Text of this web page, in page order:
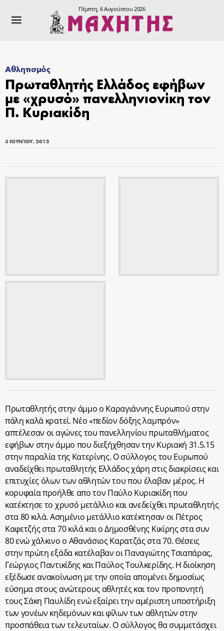
Πέμπτη, 6 Αυγούστου 2026
Αθλητισμός
Πρωταθλητής Ελλάδος εφήβων
με «χρυσό» πανελληνιονίκη τον
Π. Κυριακίδη
3 ΙΟΥΝΊΟΥ, 2015
Πρωταθλητής στην άμμο ο Καραγιάννης Ευρωπού στην
πάλη καλά κρατεί. Νέο «πεδίον δόξης λαμπρόν»
απτέλεσαν οι αγώνες του πανελληνίου πρωταθλήματος
εφήβων στην άμμο που διεξήχθησαν την Κυριακή 31.5.15
στην παραλία της Κατερίνης. Ο σύλλογος του Ευρωπού
αναδείχθει πρωταθλητής Ελλάδος χάρη στις διακρίσεις και
επιτυχίες όλων των αθλητών του που έλαβαν μέρος. Η
κορυφαία προήλθε απο τον Παύλο Κυριακίδη που
κατέκτησε το χρυσό μετάλλιο και ανεδείχθει πρωταθλητής
στα 80 κιλά. Ασημένιο μετάλλιο κατέκτησαν οι Πέτρος
Καφετζής στα 70 κιλά και ο Δημοσθένης Κικίρης στα συν
80 ενώ χάλκινο ο Αθανάσιος Καρατζάς στα 70. Θέσεις
στην πρώτη εξάδα κατέλαβαν οι Παναγιώτης Τσιαπάρας,
Γεώργιος Παντικίδης και Παύλος Τουλκερίδης. Η διοίκηση
εξέδωσε ανακοίνωση με την οποία απομένει δημοσίως
εύσημα στους ανώτερους αθλητές και τον προπονητή
τους Σάκη Παυλίδη ενώ εξαίρει την αμέριστη υποστήριξη
των γονέων κηδεμόνων και φίλων των αθλητών στην
προσπάθεια των τελευταίων. Ο σύλλογος θα συμμετάσχει